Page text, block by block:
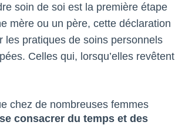
soin de soi est la première étape
mère ou un père, cette déclaration
les pratiques de soins personnels
Celles qui, lorsqu’elles revêtent
chez de nombreuses femmes
se consacrer du temps et des